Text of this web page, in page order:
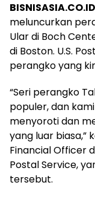
meluncurkan
Ular di Boch
di Boston. U.S.
perangko yang
“Seri perangko
populer, dan
menyoroti dan
yang luar biasa,”
Financial Officer
Postal Service,
tersebut.